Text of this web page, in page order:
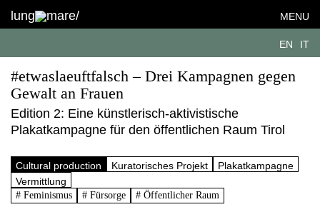
lung mare/ MENU
EN IT
#etwaslaeuftfalsch – Drei Kampagnen gegen
Gewalt an Frauen
Edition 2: Eine künstlerisch-aktivistische
Plakatkampagne für den öffentlichen Raum Tirol
Cultural production Kuratorisches Projekt
Plakatkampagne
Vermittlung
# Feminismus # Fürsorge # Öffentlicher Raum